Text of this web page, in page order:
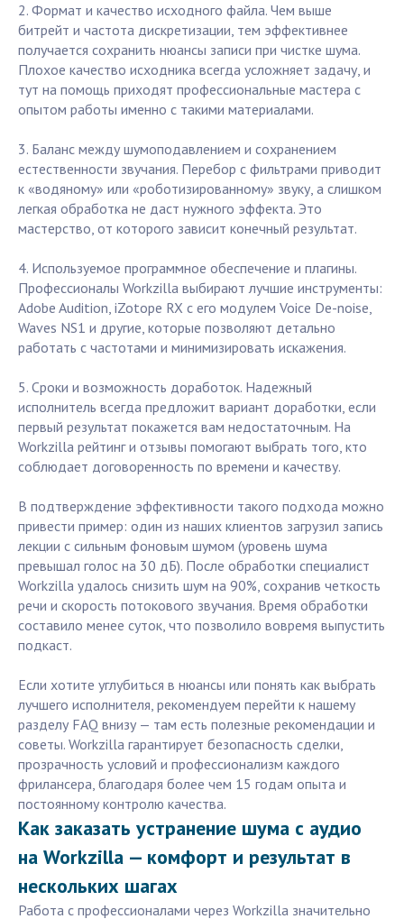
2. Формат и качество исходного файла. Чем выше
битрейт и частота дискретизации, тем эффективнее
получается сохранить нюансы записи при чистке шума.
Плохое качество исходника всегда усложняет задачу, и
тут на помощь приходят профессиональные мастера с
опытом работы именно с такими материалами.
3. Баланс между шумоподавлением и сохранением
естественности звучания. Перебор с фильтрами приводит
к «водяному» или «роботизированному» звуку, а слишком
легкая обработка не даст нужного эффекта. Это
мастерство, от которого зависит конечный результат.
4. Используемое программное обеспечение и плагины.
Профессионалы Workzilla выбирают лучшие инструменты:
Adobe Audition, iZotope RX с его модулем Voice De-noise,
Waves NS1 и другие, которые позволяют детально
работать с частотами и минимизировать искажения.
5. Сроки и возможность доработок. Надежный
исполнитель всегда предложит вариант доработки, если
первый результат покажется вам недостаточным. На
Workzilla рейтинг и отзывы помогают выбрать того, кто
соблюдает договоренность по времени и качеству.
В подтверждение эффективности такого подхода можно
привести пример: один из наших клиентов загрузил запись
лекции с сильным фоновым шумом (уровень шума
превышал голос на 30 дБ). После обработки специалист
Workzilla удалось снизить шум на 90%, сохранив четкость
речи и скорость потокового звучания. Время обработки
составило менее суток, что позволило вовремя выпустить
подкаст.
Если хотите углубиться в нюансы или понять как выбрать
лучшего исполнителя, рекомендуем перейти к нашему
разделу FAQ внизу — там есть полезные рекомендации и
советы. Workzilla гарантирует безопасность сделки,
прозрачность условий и профессионализм каждого
фрилансера, благодаря более чем 15 годам опыта и
постоянному контролю качества.
Как заказать устранение шума с аудио
на Workzilla — комфорт и результат в
нескольких шагах
Работа с профессионалами через Workzilla значительно